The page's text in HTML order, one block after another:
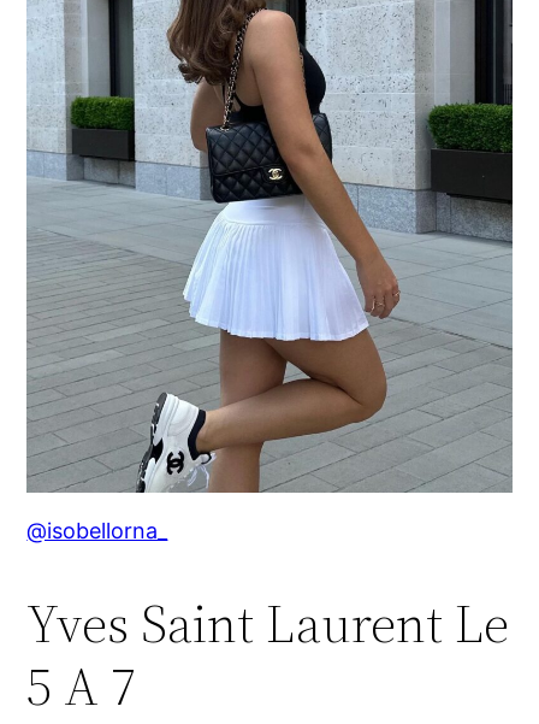
@isobellorna_
Yves Saint Laurent Le
5 A 7